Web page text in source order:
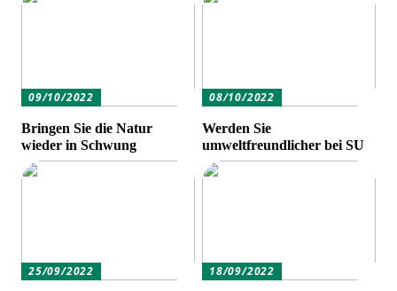
09/10/2022
Bringen Sie die Natur
wieder in Schwung
08/10/2022
Werden Sie
umweltfreundlicher bei SU
25/09/2022 18/09/2022